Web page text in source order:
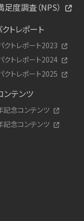
度調査（NPS）
トレポート
クトレポート2023
クトレポート2024
クトレポート2025
ンテンツ
記念コンテンツ
記念コンテンツ